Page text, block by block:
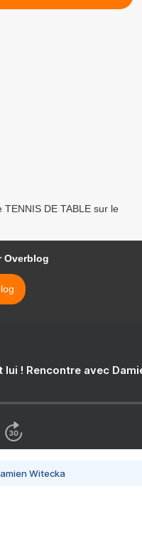
DE TABLE sur le
Overblog
! Rencontre avec
Witecka